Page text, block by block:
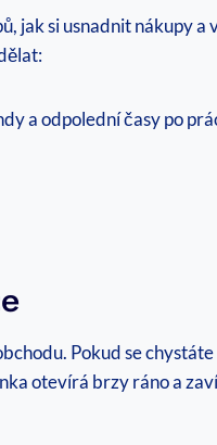
jak si usnadnit nákupy
a odpolední časy po
Pokud se
otevírá brzy ráno a